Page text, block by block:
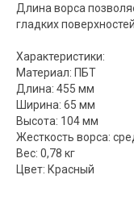
Длина ворса
гладких
Характеристики:
Материал: ПБТ
Длина: 455 мм
Ширина: 65 мм
Высота: 104 мм
Жесткость ворса:
Вес: 0,78 кг
Цвет: Красный